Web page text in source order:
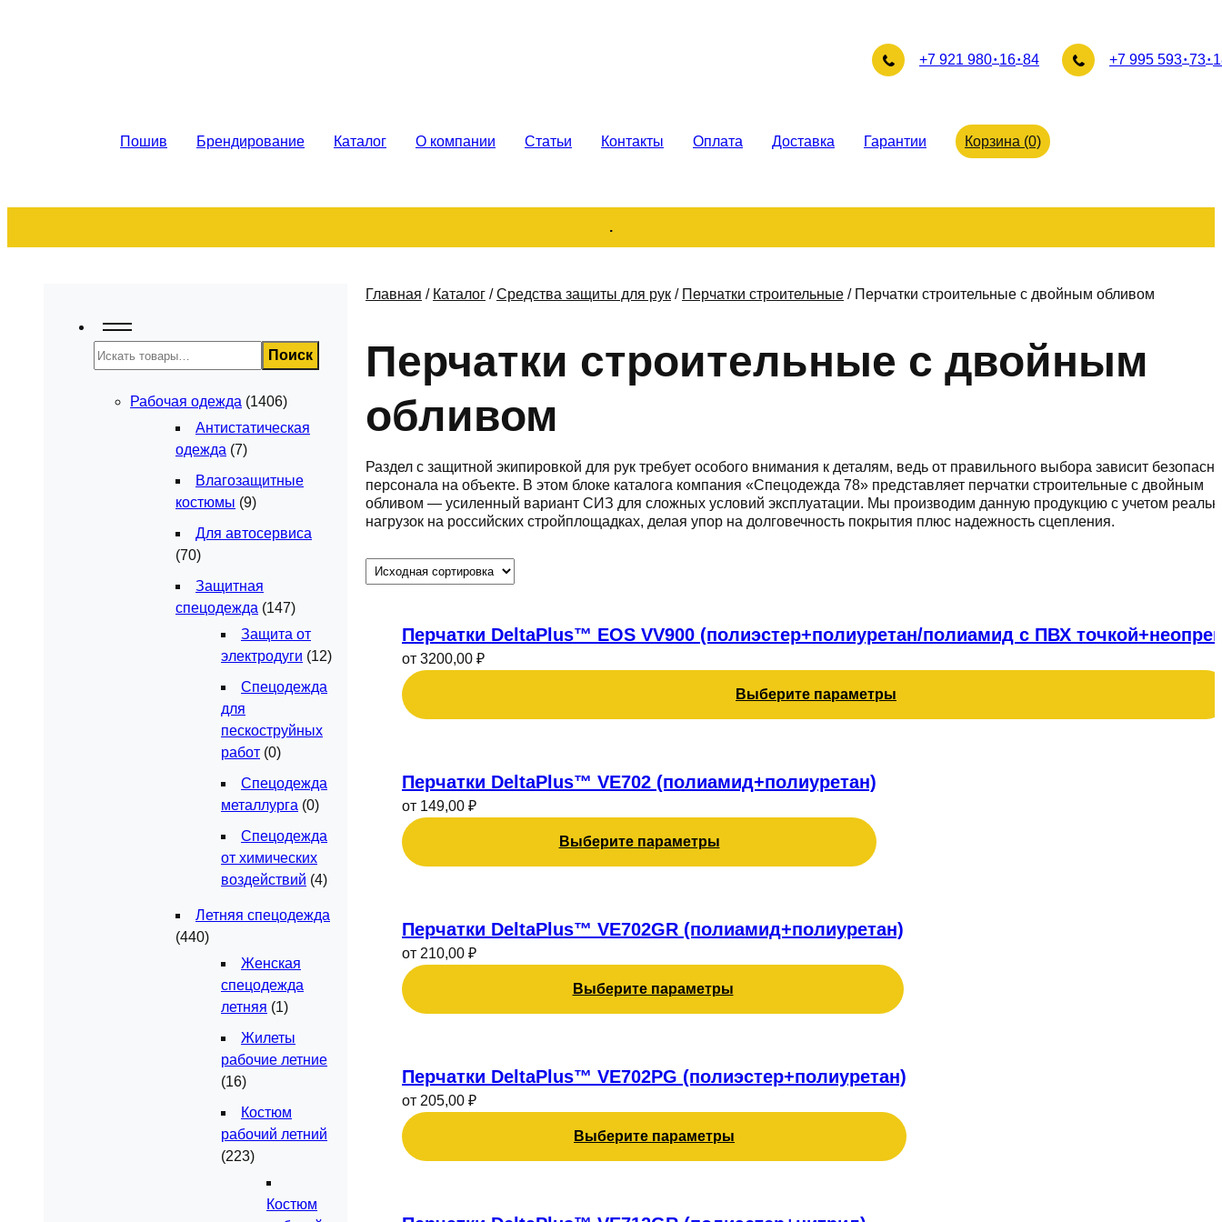
+7 921 980 16 84 +7 995 593 73
Пошив Брендирование Каталог О компании Статьи Контакты Оплата Доставка Гарантии Корзина (0)
.
Главная / Каталог /Средства защиты для рук / Перчатки строительные / Перчатки строительные с двойным обливом
Перчатки строительные с двойным
обливом
Раздел с защитной экипировкой для рук требует особого внимания к деталям, ведь от правильного выбора зависит
персонала на объекте. В этом блоке каталога компания «Спецодежда 78» представляет перчатки строительные с двойным
обливом — усиленный вариант СИЗ для сложных условий эксплуатации. Мы производим данную продукцию с учетом
нагрузок на российских стройплощадках, делая упор на долговечность покрытия плюс надежность сцепления.
Перчатки DeltaPlus™ EOS VV900 (полиэстер+полиуретан/полиамид с ПВХ
от 3200,00 ₽
Выберите параметры
товар
имеет
несколько
вариаций.
Опции
на
странице
товара.
Перчатки DeltaPlus™ VE702 (полиамид+полиуретан)
от 149,00 ₽
Выберите параметры
товар
имеет
несколько
вариаций.
Опции
на
странице
товара.
Перчатки DeltaPlus™ VE702GR (полиамид+полиуретан)
от 210,00 ₽
Выберите параметры
товар
имеет
несколько
вариаций.
Опции
на
странице
товара.
Перчатки DeltaPlus™ VE702PG (полиэстер+полиуретан)
от 205,00 ₽
Выберите параметры
товар
имеет
несколько
вариаций.
Опции
Поиск Поиск
Рабочая одежда (1406)
Антистатическая
одежда (7)
Влагозащитные
костюмы (9)
Для автосервиса
(70)
Защитная
спецодежда (147)
Защита от
электродуги (12)
Спецодежда
для
пескоструйных
работ (0)
Спецодежда
металлурга (0)
Спецодежда
от химических
воздействий (4)
Летняя спецодежда
(440)
Женская
спецодежда
летняя (1)
Жилеты
рабочие летние
(16)
Костюм
рабочий летний
(223)
Костюм